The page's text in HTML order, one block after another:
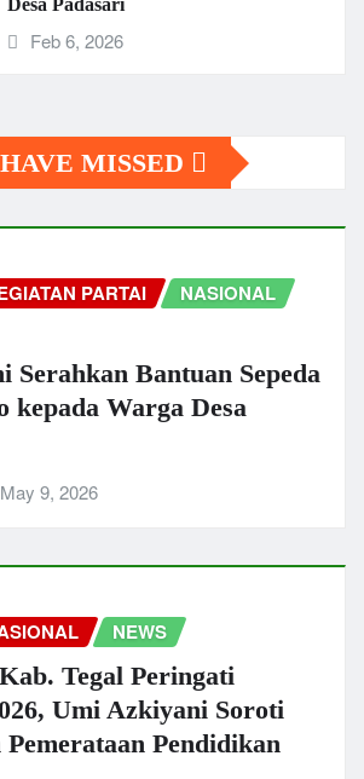
Desa Padasari
Feb 6, 2026
MISSED
PARTAI
NASIONAL
Serahkan Bantuan Sepeda
kepada Warga Desa
May 9, 2026
NEWS
Tegal Peringati
Umi Azkiyani Soroti
Pendidikan